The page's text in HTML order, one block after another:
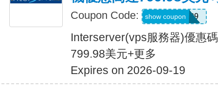
Coupon Code: HOTDEAL99
show coupon
Interserver(vps服務器)優惠
799.98美元+更多
Expires on 2026-09-19